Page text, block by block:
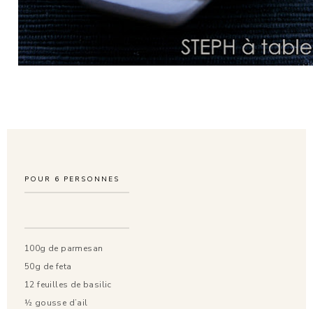
POUR 6 PERSONNES
100g de parmesan
50g de feta
12 feuilles de basilic
½ gousse d’ail